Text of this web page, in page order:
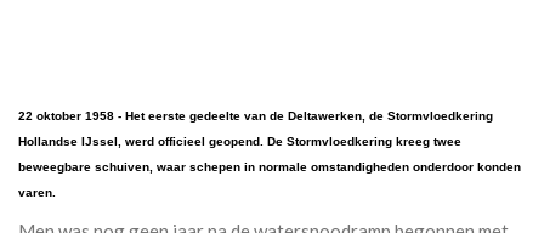
22 oktober 1958 - Het eerste gedeelte van de Deltawerken, de Stormvloedkering
Hollandse IJssel, werd officieel geopend. De Stormvloedkering kreeg twee
beweegbare schuiven, waar schepen in normale omstandigheden onderdoor konden
varen.